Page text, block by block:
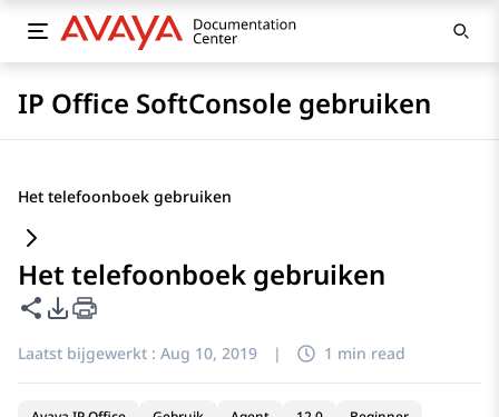
IP Office SoftConsole gebruiken
Het telefoonboek gebruiken
Het telefoonboek gebruiken
Deze pagina delen
Opties voor PDF exporteren
Laatst bijgewerkt : Aug 10, 2019 | 1 min read